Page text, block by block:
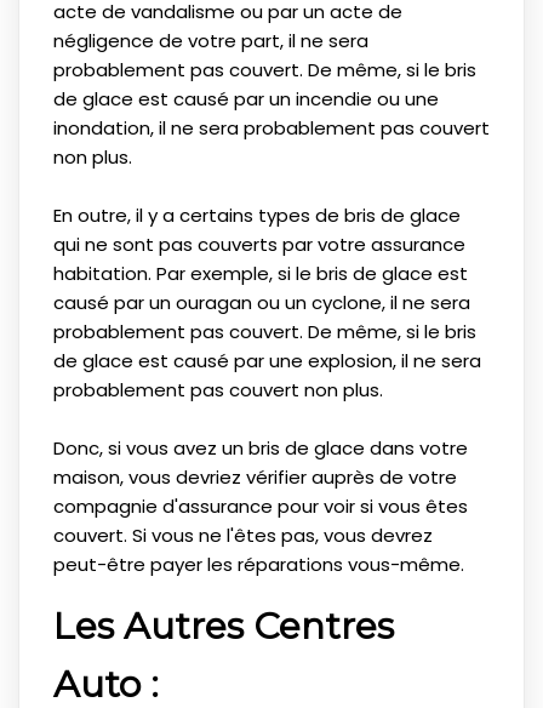
acte de vandalisme ou par un acte de
négligence de votre part, il ne sera
probablement pas couvert. De même, si le bris
de glace est causé par un incendie ou une
inondation, il ne sera probablement pas couvert
non plus.
En outre, il y a certains types de bris de glace
qui ne sont pas couverts par votre assurance
habitation. Par exemple, si le bris de glace est
causé par un ouragan ou un cyclone, il ne sera
probablement pas couvert. De même, si le bris
de glace est causé par une explosion, il ne sera
probablement pas couvert non plus.
Donc, si vous avez un bris de glace dans votre
maison, vous devriez vérifier auprès de votre
compagnie d'assurance pour voir si vous êtes
couvert. Si vous ne l'êtes pas, vous devrez
peut-être payer les réparations vous-même.
Les Autres Centres
Auto :